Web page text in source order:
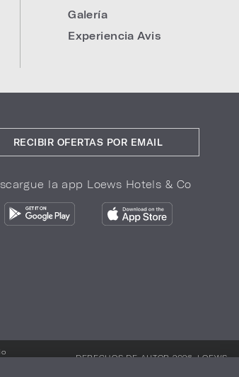
Galería
Experiencia Avis
RECIBIR OFERTAS POR EMAIL
la app Loews Hotels & Co
DERECHOS DE AUTOR 2026.LOEWS